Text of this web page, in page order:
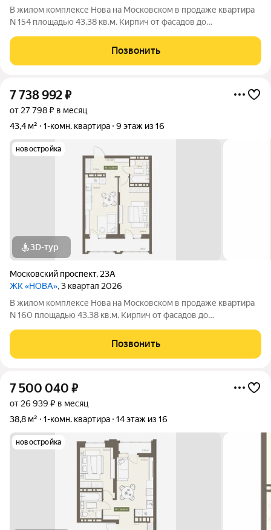
В жилом комплексе Нова на Московском в продаже квартира
N 154 площадью 43.38 кв.м. Кирпич от фасадов до
остекленная лоджия. Квартира сдается в отделке white box. 17-
этажный дом, с последних этажей
Позвонить
7 738 992₽
от 27 798 ₽ в месяц
43,4 м²
1-комн. квартира 9 этаж из 16
новостройка
3D-тур
Московский проспект, 23А
ЖК «НОВА», 3 квартал 2026
В жилом комплексе Нова на Московском в продаже квартира
N 160 площадью 43.38 кв.м. Кирпич от фасадов до
остекленная лоджия. Квартира сдается в отделке white box. 17-
этажный дом, с последних этажей
Позвонить
7 500 040 ₽
от 26 939 ₽ в месяц
38,8 м²
1-комн. квартира 14 этаж из 16
новостройка